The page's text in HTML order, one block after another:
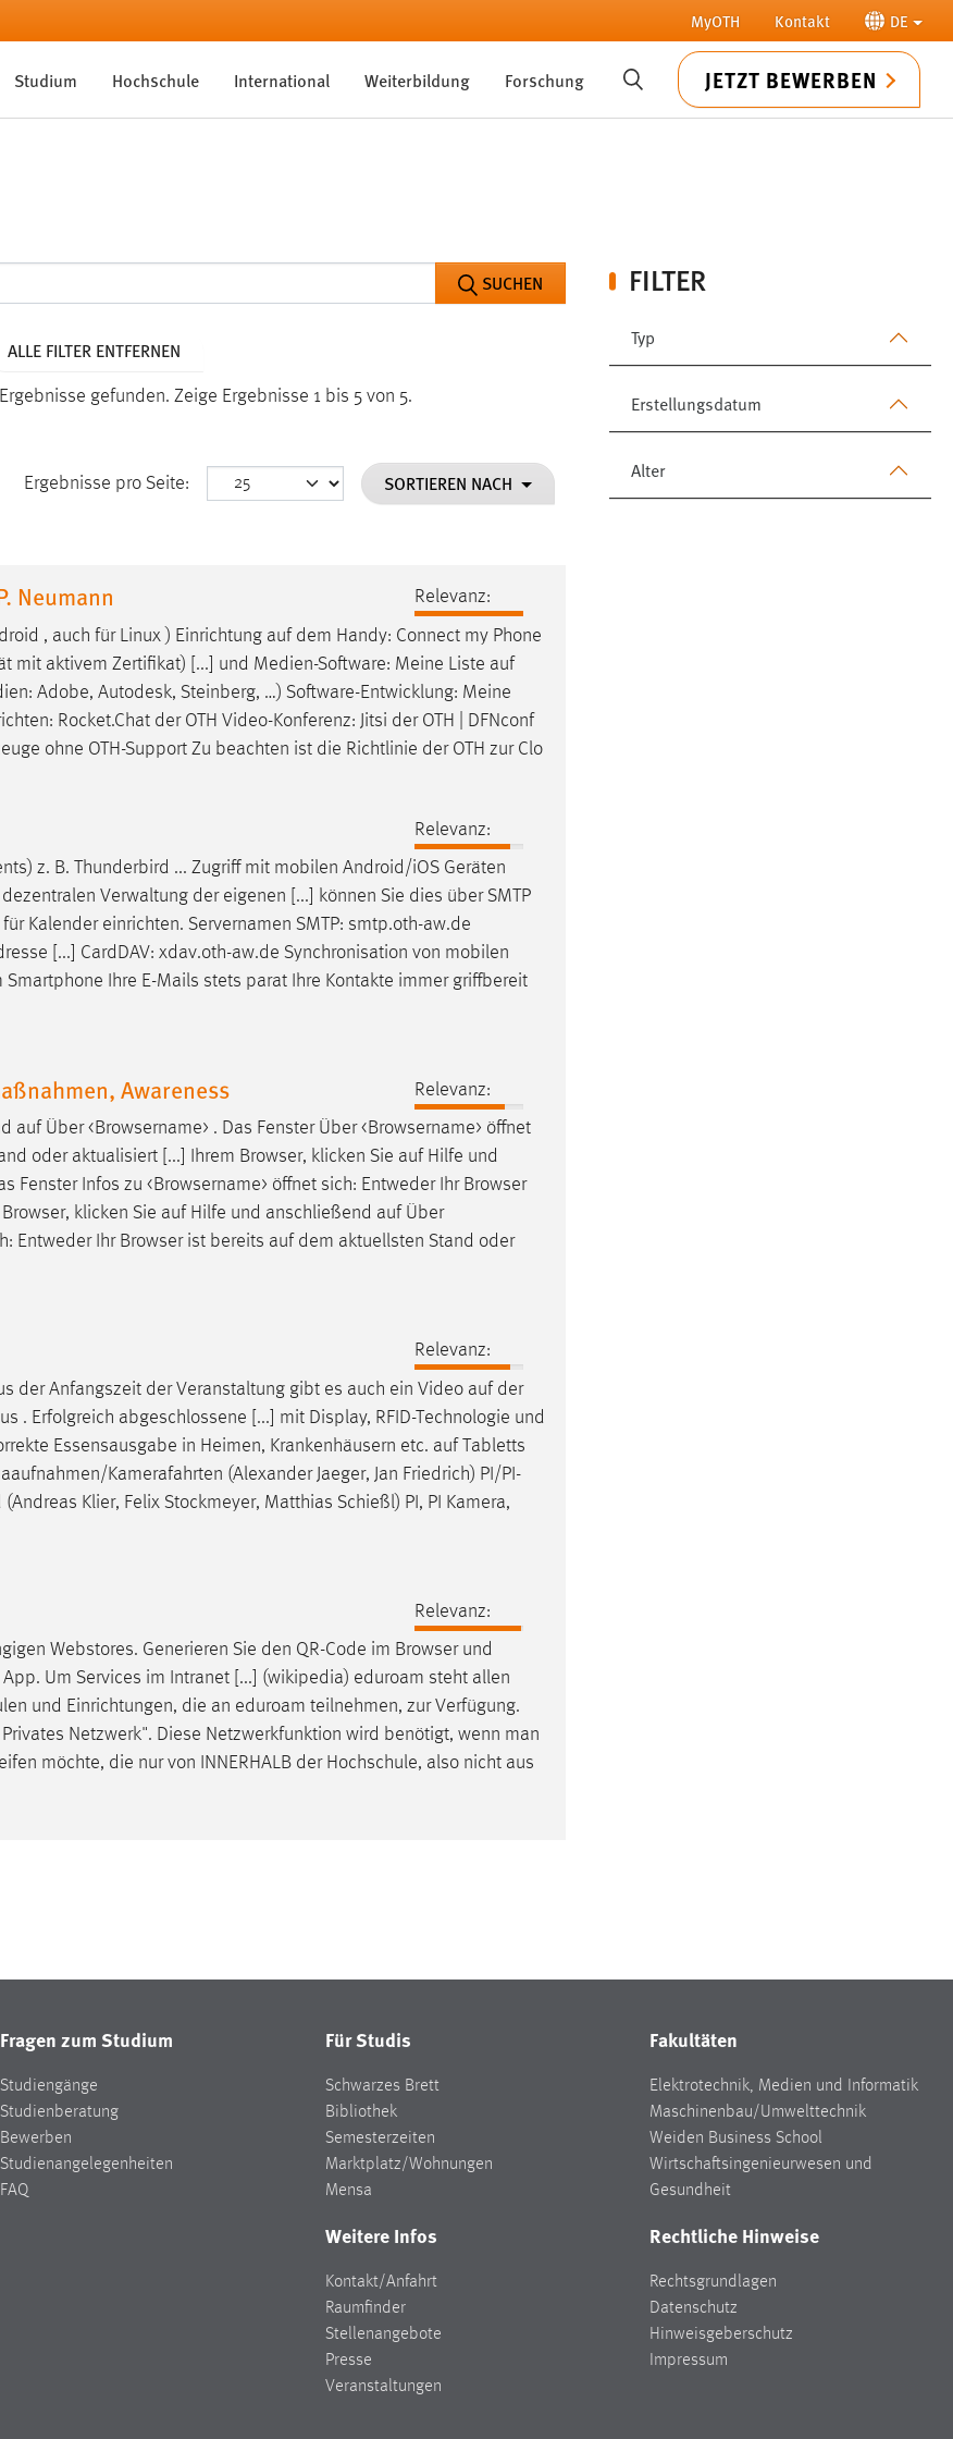
MyOTH Kontakt DE
Studium Hochschule International Weiterbildung Forschung SUCHE JETZT BEWERBEN
FILTER
Typ
Erstellungsdatum
Alter
SUCHEN
ALLE FILTER ENTFERNEN
Ergebnisse gefunden. Zeige Ergebnisse 1 bis 5 von 5.
Ergebnisse pro Seite: SORTIEREN NACH
Neumann
Relevanz:
, auch für Linux ) Einrichtung aufdem Handy: Connect my Phone
mit aktivem Zertifikat) [...] und Medien-Software: Meine Liste auf
Adobe, Autodesk, Steinberg, …) Software-Entwicklung: Meine
Rocket.Chat der OTH Video-Konferenz: Jitsi der OTH | DFNconf
ohne OTH-Support Zu beachten ist die Richtlinie der OTH zur Clo
Relevanz:
z. B. Thunderbird ... Zugriff mit mobilen Android/iOS Geräten
Verwaltung der eigenen [...] können Sie dies über SMTP
für Kalender einrichten. Servernamen SMTP: smtp.oth-aw.de
[...] CardDAV: xdav.oth-aw.de Synchronisation von mobilen
Smartphone Ihre E-Mails stets parat Ihre Kontakte immer griffbereit
Awareness
Relevanz:
auf Über <Browsername> . Das Fenster Über <Browsername> öffnet
oder aktualisiert [...] Ihrem Browser, klicken Sie auf Hilfe und
Fenster Infos zu <Browsername> öffnet sich: Entweder Ihr Browser
klicken Sie auf Hilfe und anschließend auf Über
Entweder Ihr Browser ist bereits auf dem aktuellsten Stand oder
Relevanz:
der Anfangszeit der Veranstaltung gibt es auch ein Video aufder
. Erfolgreich abgeschlossene [...] mit Display, RFID-Technologie und
Essensausgabe in Heimen, Krankenhäusern etc. aufTabletts
Kamerafahrten (Alexander Jaeger, Jan Friedrich) PI/PI-
Klier, Felix Stockmeyer, Matthias Schießl) PI, PI Kamera,
Relevanz:
Webstores. Generieren Sie den QR-Code im Browser und
App. Um Services im Intranet [...] (wikipedia) eduroam steht allen
und Einrichtungen, die an eduroam teilnehmen, zur Verfügung.
Netzwerk". Diese Netzwerkfunktion wird benötigt, wenn man
möchte, die nur von INNERHALB der Hochschule, also nicht aus
Fragen zum Studium
Studiengänge
Studienberatung
Bewerben
Studienangelegenheiten
FAQ
Für Studis
Schwarzes Brett
Bibliothek
Semesterzeiten
Marktplatz/Wohnungen
Mensa
Fakultäten
Elektrotechnik, Medien und Informatik
Maschinenbau/Umwelttechnik
Weiden Business School
Wirtschaftsingenieurwesen und
Gesundheit
Weitere Infos
Kontakt/Anfahrt
Raumfinder
Stellenangebote
Presse
Veranstaltungen
Rechtliche Hinweise
Rechtsgrundlagen
Datenschutz
Hinweisgeberschutz
Impressum